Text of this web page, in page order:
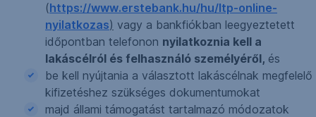
(https://www.erstebank.hu/hu/ltp-online-
nyilatkozas) vagy a bankfiókban leegyeztetett
időpontban telefonon nyilatkoznia kell a
lakáscélról és felhasználó személyéről, és
be kell nyújtania a választott lakáscélnak megfelelő
kifizetéshez szükséges dokumentumokat
majd állami támogatást tartalmazó módozatok